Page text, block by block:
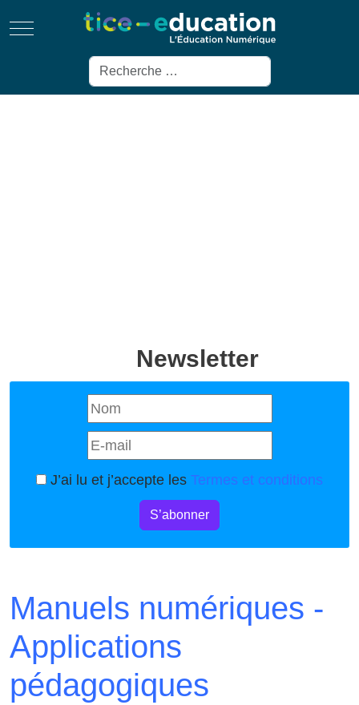
Mobile Menu Toggle
Rechercher
Newsletter
J’ai lu et j’accepte les Termes et conditions
S’abonner
Manuels numériques -
Applications
pédagogiques